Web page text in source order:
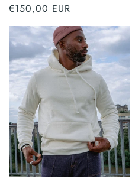
Regular
price
€150,00 EUR